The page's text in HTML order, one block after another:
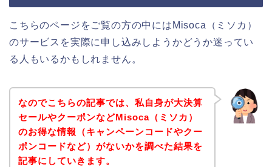
こちらのページをご覧の方の中にはMisoca（ミソカ）
のサービスを実際に申し込みしようかどうか迷ってい
る人もいるかもしれません。
なのでこちらの記事では、私自身が大決算
セールやクーポンなどMisoca（ミソカ）
のお得な情報（キャンペーンコードやクー
ポンコードなど）がないかを調べた結果を
記事にしていきます。